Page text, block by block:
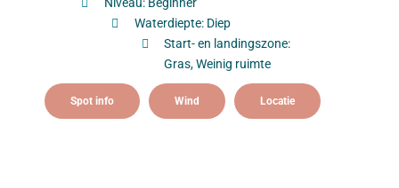
Waterdiepte: Diep
Start- en landingszone:
Gras, Weinig ruimte
Spot info Wind Locatie